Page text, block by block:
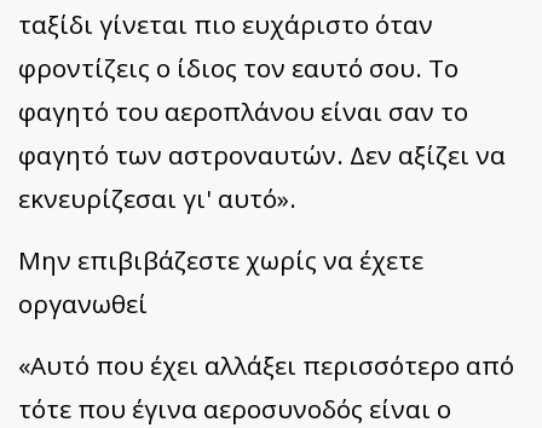
ταξίδι γίνεται πιο ευχάριστο όταν
φροντίζεις ο ίδιος τον εαυτό σου. Το
φαγητό του αεροπλάνου είναι σαν το
φαγητό των αστροναυτών. Δεν αξίζει να
εκνευρίζεσαι γι' αυτό».
Μην επιβιβάζεστε χωρίς να έχετε
οργανωθεί
«Αυτό που έχει αλλάξει περισσότερο από
τότε που έγινα αεροσυνοδός είναι ο